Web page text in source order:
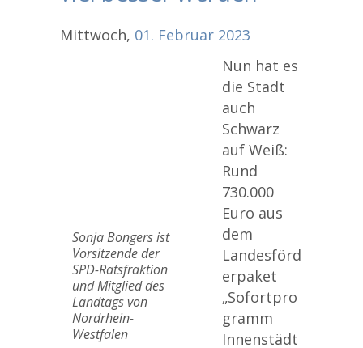
Mittwoch, 01. Februar 2023
Sonja Bongers ist
Vorsitzende der
SPD-Ratsfraktion
und Mitglied des
Landtags von
Nordrhein-
Westfalen
Nun hat es
die Stadt
auch
Schwarz
auf Weiß:
Rund
730.000
Euro aus
dem
Landesförd
erpaket
„Sofortpro
gramm
Innenstädt